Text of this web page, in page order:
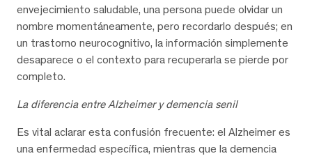
envejecimiento saludable, una persona puede olvidar un
nombre momentáneamente, pero recordarlo después; en
un trastorno neurocognitivo, la información simplemente
desaparece o el contexto para recuperarla se pierde por
completo.
La diferencia entre Alzheimer y demencia senil
Es vital aclarar esta confusión frecuente: el Alzheimer es
una enfermedad específica, mientras que la demencia